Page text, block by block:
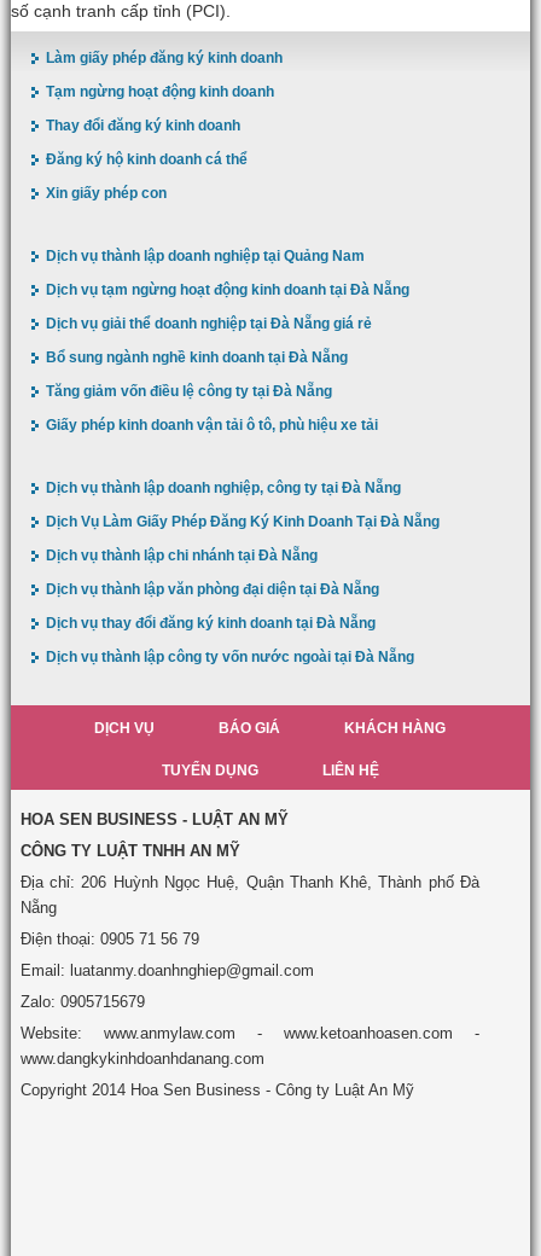
số cạnh tranh cấp tỉnh (PCI).
Làm giấy phép đăng ký kinh doanh
Tạm ngừng hoạt động kinh doanh
Thay đổi đăng ký kinh doanh
Đăng ký hộ kinh doanh cá thể
Xin giấy phép con
Dịch vụ thành lập doanh nghiệp tại Quảng Nam
Dịch vụ tạm ngừng hoạt động kinh doanh tại Đà Nẵng
Dịch vụ giải thể doanh nghiệp tại Đà Nẵng giá rẻ
Bổ sung ngành nghề kinh doanh tại Đà Nẵng
Tăng giảm vốn điều lệ công ty tại Đà Nẵng
Giấy phép kinh doanh vận tải ô tô, phù hiệu xe tải
Dịch vụ thành lập doanh nghiệp, công ty tại Đà Nẵng
Dịch Vụ Làm Giấy Phép Đăng Ký Kinh Doanh Tại Đà Nẵng
Dịch vụ thành lập chi nhánh tại Đà Nẵng
Dịch vụ thành lập văn phòng đại diện tại Đà Nẵng
Dịch vụ thay đổi đăng ký kinh doanh tại Đà Nẵng
Dịch vụ thành lập công ty vốn nước ngoài tại Đà Nẵng
DỊCH VỤ BÁO GIÁ KHÁCH HÀNG
TUYỂN DỤNG LIÊN HỆ
HOA SEN BUSINESS - LUẬT AN MỸ
CÔNG TY LUẬT TNHH AN MỸ
Địa chỉ: 206 Huỳnh Ngọc Huệ, Quận Thanh Khê, Thành phố Đà
Nẵng
Điện thoại: 0905 71 56 79
Email: luatanmy.doanhnghiep@gmail.com
Zalo: 0905715679
Website: www.anmylaw.com - www.ketoanhoasen.com -
www.dangkykinhdoanhdanang.com
Copyright 2014 Hoa Sen Business - Công ty Luật An Mỹ